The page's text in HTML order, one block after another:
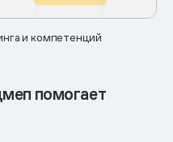
и компетенций
помогает